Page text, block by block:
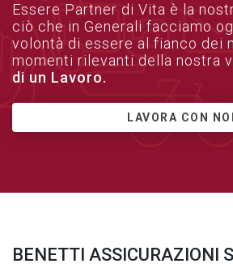
Essere Partner di Vita è la
ciò che in Generali facciamo
volontà di essere al fianco dei
momenti rilevanti della nostra
di un Lavoro.
LAVORA CON NOI
BENETTI ASSICURAZIONI